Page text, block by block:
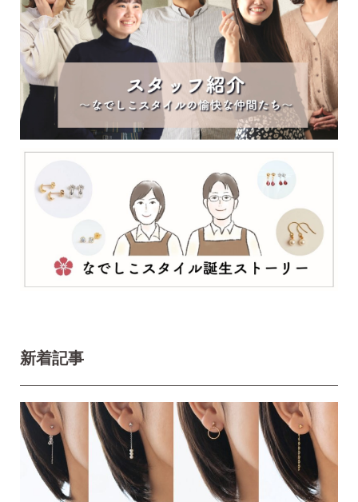
安心サポート
1） 「ピアス初めてBOOK」同梱
このBOOKなら、
ピアス初心者さんの素朴な疑問を解消です
（初回のみ）。
約8,000件！
10日間返品保証
チタン純度99.5%、素材に自信あり！
もしもお
肌に合わない時にも安心。相談実績約8,000
件！
ア、どーんとプレゼント♪
お支払い 配送・送料
新着記事